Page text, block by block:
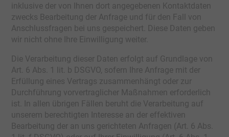
inklusive der von Ihnen dort angegebenen Kontaktdaten
zwecks Bearbeitung der Anfrage und für den Fall von
Anschlussfragen bei uns gespeichert. Diese Daten geben
wir nicht ohne Ihre Einwilligung weiter.
Die Verarbeitung dieser Daten erfolgt auf Grundlage von
Art. 6 Abs. 1 lit. b DSGVO, sofern Ihre Anfrage mit der
Erfüllung eines Vertrags zusammenhängt oder zur
Durchführung vorvertraglicher Maßnahmen erforderlich
ist. In allen übrigen Fällen beruht die Verarbeitung auf
unserem berechtigten Interesse an der effektiven
Bearbeitung der an uns gerichteten Anfragen (Art. 6 Abs.